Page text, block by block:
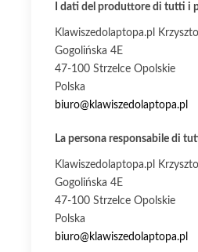
I dati del produttore di tutti i
Klawiszedolaptopa.pl
Gogolińska 4E
47-100 Strzelce Opolskie
Polska
biuro@klawiszedolaptopa.pl
La persona responsabile di
Klawiszedolaptopa.pl
Gogolińska 4E
47-100 Strzelce Opolskie
Polska
biuro@klawiszedolaptopa.pl